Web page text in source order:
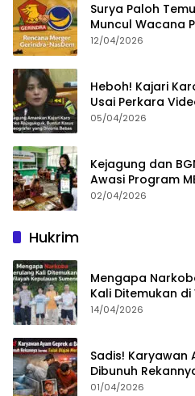
Surya Paloh
Muncul Wacana
dan Gerindra
12/04/2026
Heboh! Kajari
Usai Perkara
05/04/2026
Kejagung dan
Awasi Program
02/04/2026
Hukrim
Mengapa
Kali Ditemukan
Sumenep?
14/04/2026
Sadis! Karyawan
Dibunuh
Merampok Majikan
01/04/2026